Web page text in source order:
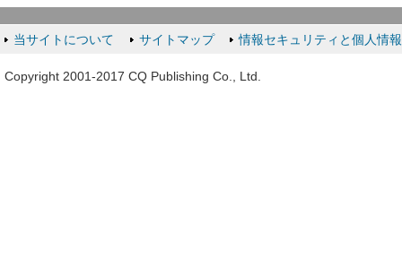
当サイトについて サイトマップ 情報セキュリティと個人情
Copyright 2001-2017 CQ Publishing Co., Ltd.